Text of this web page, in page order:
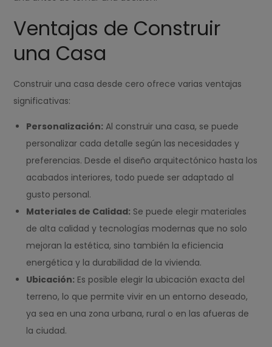
Ventajas de Construir
una Casa
Construir una casa desde cero ofrece varias ventajas
significativas:
Personalización: Al construir una casa, se puede
personalizar cada detalle según las necesidades y
preferencias. Desde el diseño arquitectónico hasta los
acabados interiores, todo puede ser adaptado al
gusto personal.
Materiales de Calidad: Se puede elegir materiales
de alta calidad y tecnologías modernas que no solo
mejoran la estética, sino también la eficiencia
energética y la durabilidad de la vivienda.
Ubicación: Es posible elegir la ubicación exacta del
terreno, lo que permite vivir en un entorno deseado,
ya sea en una zona urbana, rural o en las afueras de
la ciudad.